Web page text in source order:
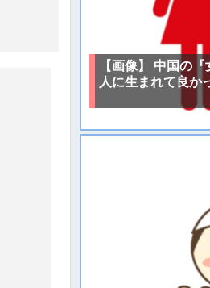
【画像】 中国の
人に生まれて良か